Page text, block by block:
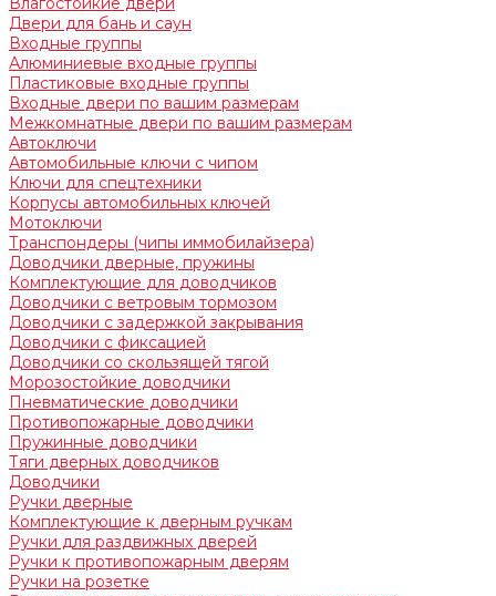
Двери для бань и саун
Входные группы
Алюминиевые входные группы
Пластиковые входные группы
Входные двери по вашим размерам
Межкомнатные двери по вашим размерам
Автоключи
Автомобильные ключи с чипом
Ключи для спецтехники
Корпусы автомобильных ключей
Мотоключи
Транспондеры (чипы иммобилайзера)
Доводчики дверные, пружины
Комплектующие для доводчиков
Доводчики с ветровым тормозом
Доводчики с задержкой закрывания
Доводчики с фиксацией
Доводчики со скользящей тягой
Морозостойкие доводчики
Пневматические доводчики
Противопожарные доводчики
Пружинные доводчики
Тяги дверных доводчиков
Доводчики
Ручки дверные
Комплектующие к дверным ручкам
Ручки для раздвижных дверей
Ручки к противопожарным дверям
Ручки на розетке